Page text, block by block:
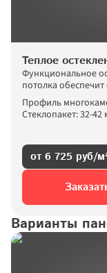
Теплое
Функциональное
потолка
Профиль
Стеклопакет: 32-42
от 6 725 руб/
Варианты